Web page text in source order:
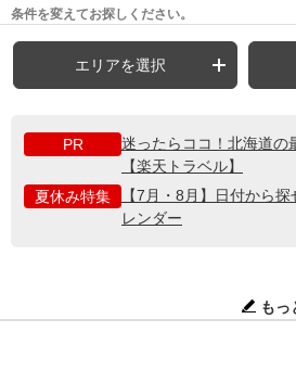
条件を変えてお探しください。
エリアを選択
PR
迷ったらココ！北海道の
【楽天トラベル】
夏休み特集
【7月・8月】日付から
レンダー
もっ